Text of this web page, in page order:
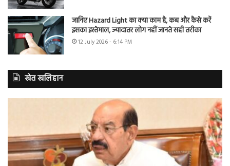
जानिए Hazard Light का क्या काम है, कब और कैसे करें
इसका इस्तेमाल, ज्यादातर लोग नहीं जानते सही तरीका
12 July 2026 - 6:14 PM
खेत खलिहान